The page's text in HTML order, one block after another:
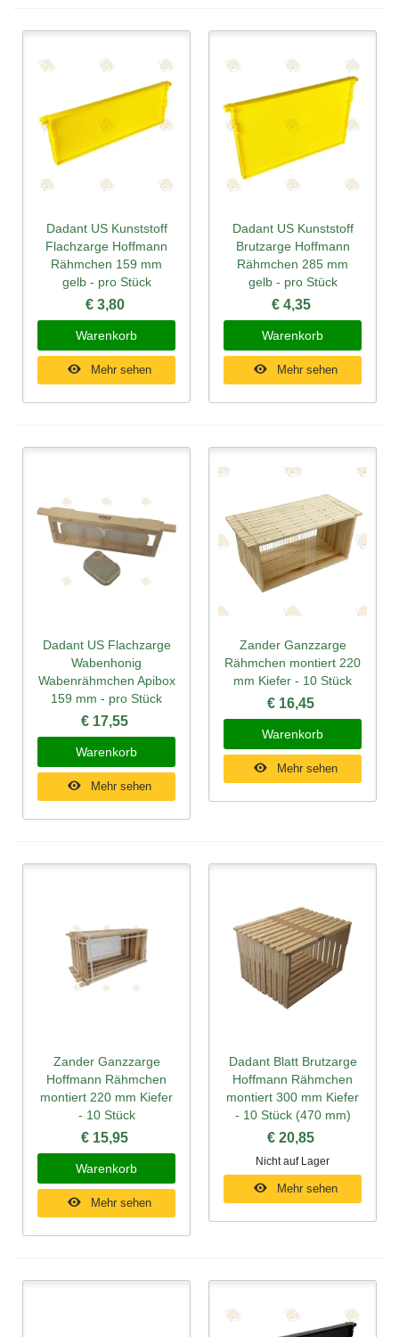
Dadant US Kunststoff
Flachzarge Hoffmann
Rähmchen 159 mm
gelb - pro Stück
€ 3,80
Warenkorb
Mehr sehen
Dadant US Kunststoff
Brutzarge Hoffmann
Rähmchen 285 mm
gelb - pro Stück
€ 4,35
Warenkorb
Mehr sehen
Dadant US Flachzarge
Wabenhonig
Wabenrähmchen Apibox
159 mm - pro Stück
€ 17,55
Warenkorb
Mehr sehen
Zander Ganzzarge
Rähmchen montiert 220
mm Kiefer - 10 Stück
€ 16,45
Warenkorb
Mehr sehen
Zander Ganzzarge
Hoffmann Rähmchen
montiert 220 mm Kiefer
- 10 Stück
€ 15,95
Warenkorb
Mehr sehen
Dadant Blatt Brutzarge
Hoffmann Rähmchen
montiert 300 mm Kiefer
- 10 Stück (470 mm)
€ 20,85
Nicht auf Lager
Mehr sehen